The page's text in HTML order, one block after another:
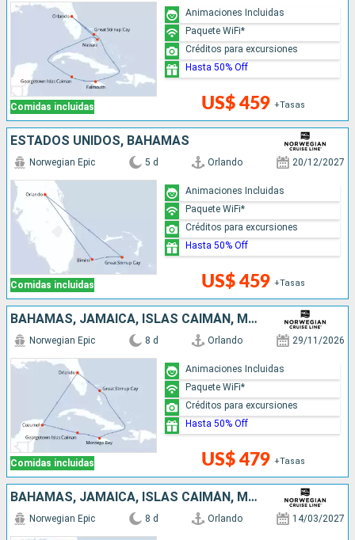
Comidas incluidas US$ 459 +Tasas
Animaciones Incluidas
Paquete WiFi*
Créditos para excursiones
Hasta 50% Off
ESTADOS UNIDOS, BAHAMAS
Comidas incluidas
Norwegian Epic 5 d Orlando 20/12/2027
US$ 459 +Tasas
Animaciones Incluidas
Paquete WiFi*
Créditos para excursiones
Hasta 50% Off
BAHAMAS, JAMAICA, ISLAS CAIMÁN, MÉXICO, ESTADOS UNIDOS
Comidas incluidas
Norwegian Epic 8 d Orlando 29/11/2026
US$ 479 +Tasas
Animaciones Incluidas
Paquete WiFi*
Créditos para excursiones
Hasta 50% Off
BAHAMAS, JAMAICA, ISLAS CAIMÁN, MÉXICO, ESTADOS UNIDOS
Norwegian Epic 8 d Orlando 14/03/2027